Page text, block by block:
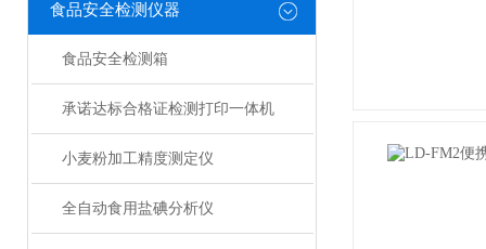
食品安全检测仪器
食品安全检测箱
承诺达标合格证检测打印一体机
小麦粉加工精度测定仪
全自动食用盐碘分析仪